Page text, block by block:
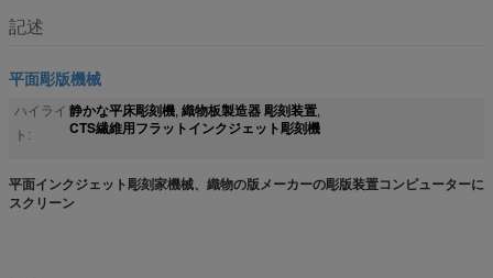
記述
平面彫版機械
ハイライ
ト:
静かな平床彫刻機, 織物板製造器 彫刻装置,
CTS繊維用フラットインクジェット彫刻機
平面インクジェット彫刻家機械、織物の版メーカーの彫版装置コンピューターに
スクリーン